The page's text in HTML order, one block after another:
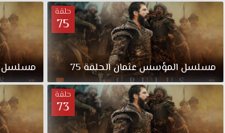
حلقة
75
مسلسل المؤسسعثمانالحلقة75 مسلسل
حلقة
73